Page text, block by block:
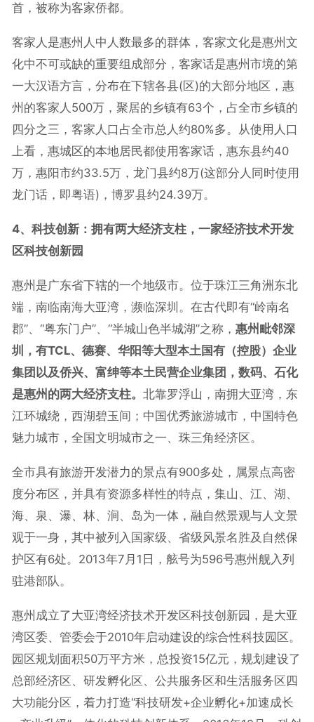
首，被称为客家侨都。
客家人是惠州人中人数最多的群体，客家文化是惠州文
化中不可或缺的重要组成部分，客家话是惠州市境的第
一大汉语方言，分布在下辖各县(区)的大部分地区，惠
州的客家人500万，聚居的乡镇有63个，占全市乡镇的
四分之三，客家人口占全市总人约80%多。从使用人口
上看，惠城区的本地居民都使用客家话，惠东县约40
万，惠阳市约33.5万，龙门县约8万(这部分人同时使用
龙门话，即粤语)，博罗县约24.39万。
4、科技创新：拥有两大经济支柱，一家经济技术开发
区科技创新园
惠州是广东省下辖的一个地级市。位于珠江三角洲东北
端，南临南海大亚湾，濒临深圳。在古代即有“岭南名
郡”、“粤东门户”、“半城山色半城湖”之称， 惠州毗邻深
圳，有TCL、德赛、华阳等大型本土国有（控股）企业
集团以及侨兴、富绅等本土民营企业集团，数码、石化
是惠州的两大经济支柱。 北靠罗浮山，南拥大亚湾，东
江环城绕，西湖碧玉间；中国优秀旅游城市，中国特色
魅力城市，全国文明城市之一、珠三角经济区。
全市具有旅游开发潜力的景点有900多处，属景点高密
度分布区，并具有资源多样性的特点，集山、江、湖、
海、泉、瀑、林、涧、岛为一体，融自然景观与人文景
观于一身，其中被列入国家级、省级风景名胜及自然保
护区有6处。2013年7月1日，舷号为596号惠州舰入列
驻港部队。
惠州成立了大亚湾经济技术开发区科技创新园，是大亚
湾区委、管委会于2010年启动建设的综合性科技园区。
园区规划面积50万平方米，总投资15亿元，规划建设了
总部经济区、研发孵化区、公共服务区和生活服务区四
大功能分区，着力打造“科技研发+企业孵化+加速成长